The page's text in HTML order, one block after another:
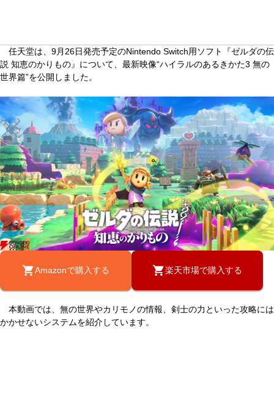
任天堂は、9月26日発売予定のNintendo Switch用ソフト『ゼルダの伝
説 知恵のかりもの』について、最新映像“ハイラルのあるきかた3 無の
世界篇”を公開しました。
Amazonで購入する 楽天市場で購入する
本動画では、無の世界やカリモノの情報、剣士の力といった攻略には
かかせないシステムを紹介しています。